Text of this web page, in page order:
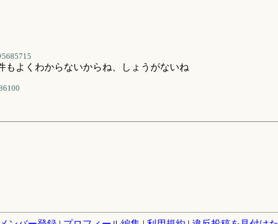
もよくわからないからね、しょうがないね